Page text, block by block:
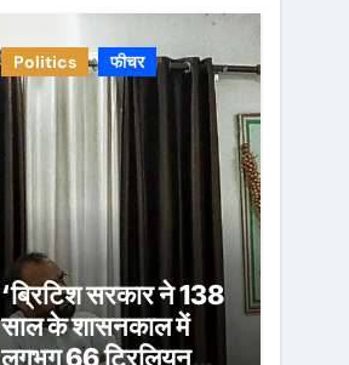
Politics फीचर
‘ब्रिटिश सरकार ने 138
साल के शासनकाल में
लगभग 66 ट्रिलियन